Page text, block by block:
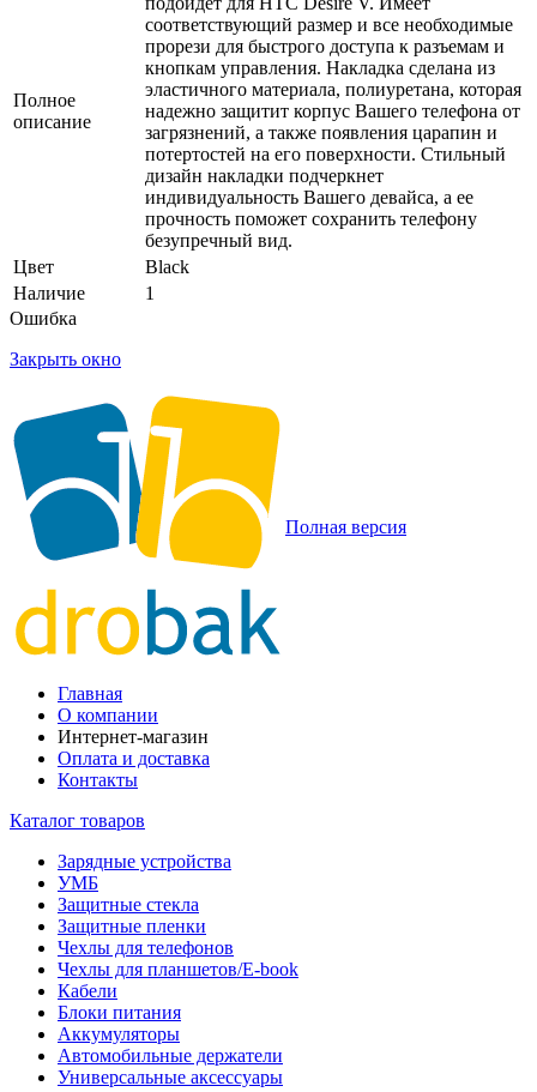
Полное
описание
соответствующий размер и все необходимые
прорези для быстрого доступа к разъемам и
кнопкам управления. Накладка сделана из
эластичного материала, полиуретана, которая
надежно защитит корпус Вашего телефона от
загрязнений, а также появления царапин и
потертостей на его поверхности. Стильный
дизайн накладки подчеркнет
индивидуальность Вашего девайса, а ее
прочность поможет сохранить телефону
безупречный вид.
Цвет
Black
Наличие
1
Ошибка
Закрыть окно
Полная версия
Главная
О компании
Интернет-магазин
Оплата и доставка
Контакты
Каталог товаров
Зарядные устройства
УМБ
Защитные стекла
Защитные пленки
Чехлы для телефонов
Чехлы для планшетов/E-book
Кабели
Блоки питания
Аккумуляторы
Автомобильные держатели
Универсальные аксессуары